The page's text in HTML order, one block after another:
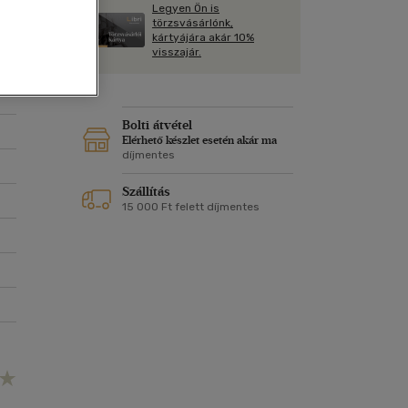
Kártya
Képeslap
Naptár
Legyen Ön is
törzsvásárlónk,
kártyájára akár 10%
visszajár.
Bolti átvétel
Elérhető készlet esetén akár ma
díjmentes
Szállítás
15 000 Ft felett díjmentes